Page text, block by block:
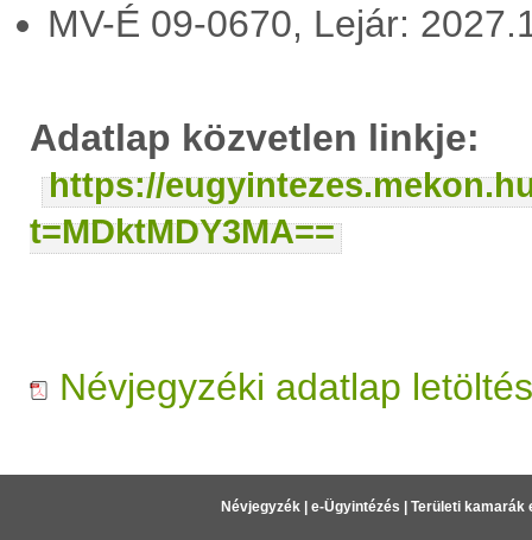
MV-É 09-0670, Lejár:
Adatlap közvetlen linkje:
https://
t=MDktMDY3MA==
Névjegyzéki adatlap
Névjegyzék| e-Ügyintézés Területi kamarák